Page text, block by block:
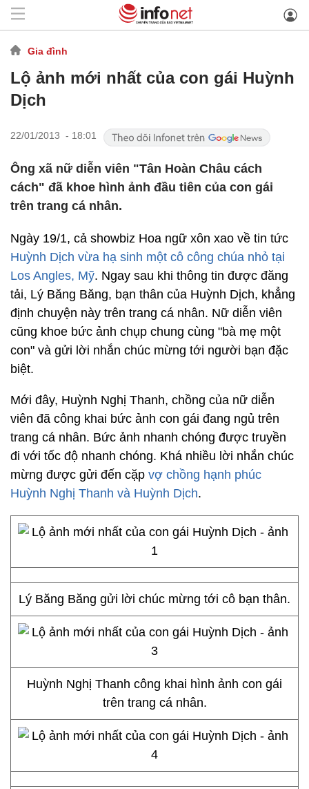
Gia đình
Lộ ảnh mới nhất của con gái Huỳnh
Dịch
22/01/2013 - 18:01
Ông xã nữ diễn viên "Tân Hoàn Châu cách
cách" đã khoe hình ảnh đầu tiên của con gái
trên trang cá nhân.
Ngày 19/1, cả showbiz Hoa ngữ xôn xao về tin tức
Huỳnh Dịch vừa hạ sinh một cô công chúa nhỏ tại
Los Angles, Mỹ. Ngay sau khi thông tin được đăng
tải, Lý Băng Băng, bạn thân của Huỳnh Dịch, khẳng
định chuyện này trên trang cá nhân. Nữ diễn viên
cũng khoe bức ảnh chụp chung cùng "bà mẹ một
con" và gửi lời nhắn chúc mừng tới người bạn đặc
biệt.
Mới đây, Huỳnh Nghị Thanh, chồng của nữ diễn
viên đã công khai bức ảnh con gái đang ngủ trên
trang cá nhân. Bức ảnh nhanh chóng được truyền
đi với tốc độ nhanh chóng. Khá nhiều lời nhắn chúc
mừng được gửi đến cặp vợ chồng hạnh phúc
Huỳnh Nghị Thanh và Huỳnh Dịch.
Lý Băng Băng gửi lời chúc mừng tới cô bạn thân.
Huỳnh Nghị Thanh công khai hình ảnh con gái
trên trang cá nhân.